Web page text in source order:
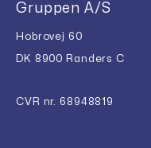
Gruppen A/S
Hobrovej 60
DK 8900 Randers C
CVR nr. 68948819